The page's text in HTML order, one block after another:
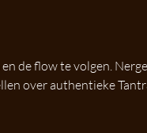
de flow te volgen.
over authentieke